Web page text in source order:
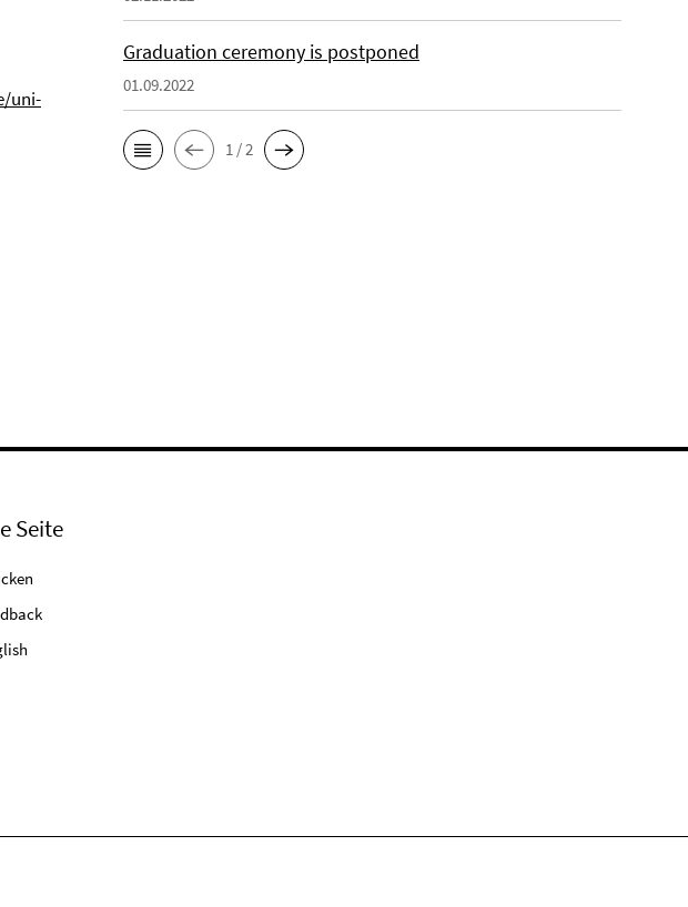
uni-
Graduation ceremony is postponed
01.09.2022
1 / 2
Seite